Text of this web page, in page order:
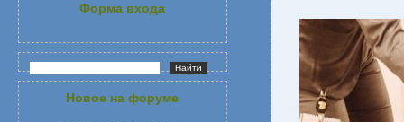
Форма входа
Новое на форуме